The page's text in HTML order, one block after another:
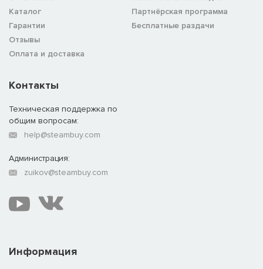
Каталог
Гарантии
Отзывы
Оплата и доставка
Партнёрская программа
Бесплатные раздачи
Информация
Контакты
Техническая поддержка по
общим вопросам:
help@steambuy.com
Администрация:
zuikov@steambuy.com